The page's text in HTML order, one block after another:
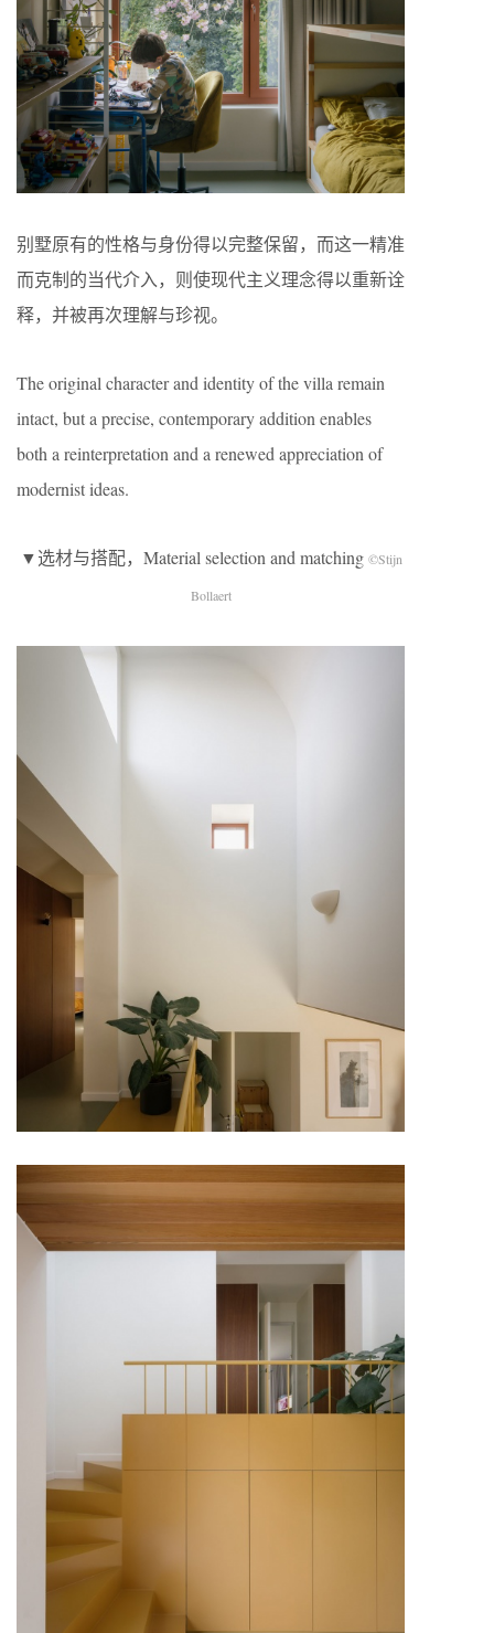
别墅原有的性格与身份得以完整保留，而这一精准
而克制的当代介入，则使现代主义理念得以重新诠
释，并被再次理解与珍视。
The original character and identity of the villa remain
intact, but a precise, contemporary addition enables
both a reinterpretation and a renewed appreciation of
modernist ideas.
▼选材与搭配，Material selection and matching ©Stijn
Bollaert